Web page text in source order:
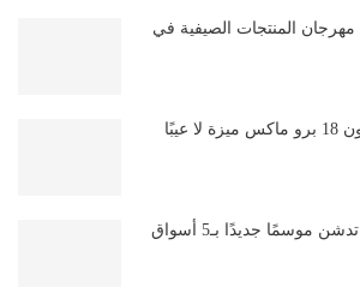
مهرجان المنتجات الصيفية في
المدينة العالمية بالدمام تدشن موسمًا جديدًا بـ5 أسواق